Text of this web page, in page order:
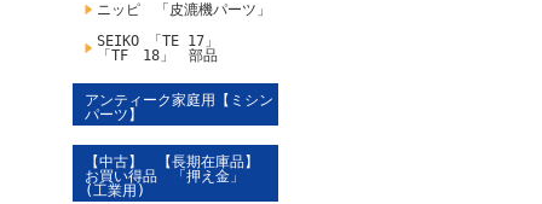
ニッピ 「皮漉機パーツ」
SEIKO 「TE 17」
「TF 18」 部品
アンティーク家庭用【ミシン
パーツ】
【中古】 【長期在庫品】
お買い得品 「押え金」
(工業用)